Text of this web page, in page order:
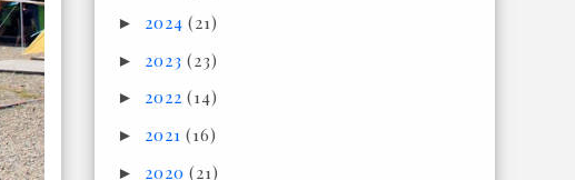
► 2024(21)
► 2023(23)
► 2022(14)
► 2021(16)
► 2020(21)